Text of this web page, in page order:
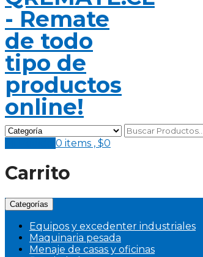
0 items , $0
Carrito
Categorías
Equipos y excedenter industriales
Maquinaria pesada
Menaje de casas y oficinas